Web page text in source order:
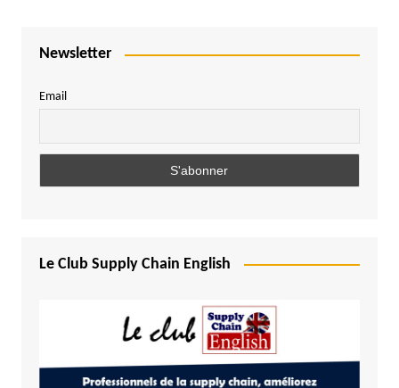
Newsletter
Email
Le Club Supply Chain English